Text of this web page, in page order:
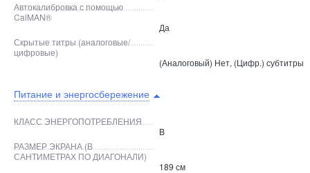
Автокалибровка с помощью
CalMAN®
Да
Скрытые титры (аналоговые/
цифровые)
(Аналоговый) Нет, (Цифр.) субтитры
Питание и энергосбережение
КЛАСС ЭНЕРГОПОТРЕБЛЕНИЯ
B
РАЗМЕР ЭКРАНА (В
САНТИМЕТРАХ ПО ДИАГОНАЛИ)
189 см